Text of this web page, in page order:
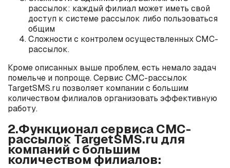
рассылок: каждый филиал может иметь свой
доступ к системе рассылок либо пользоваться
общим
Сложности с контролем осуществленных СМС-
рассылок.
Кроме описанных выше проблем, есть немало задач
помельче и попроще. Сервис СМС-рассылок
TargetSMS.ru позволяет компании с большим
количеством филиалов организовать эффективную
работу.
2.Функционал сервиса СМС-
рассылок TargetSMS.ru для
компаний с большим
количеством филиалов: